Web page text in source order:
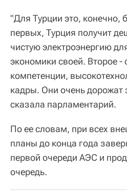
"Для Турции это,
первых, Турция получит
чистую электроэнергию
экономики своей. Второе -
компетенции,
кадры. Они очень дорожат
сказала парламентарий.
По ее словам, при всех
планы до конца года
первой очереди АЭС и
очередь.